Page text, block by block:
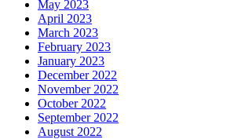
May 2023
April 2023
March 2023
February 2023
January 2023
December 2022
November 2022
October 2022
September 2022
August 2022